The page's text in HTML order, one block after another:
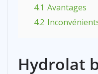
4.1 Avantages
4.2
Hydrolat